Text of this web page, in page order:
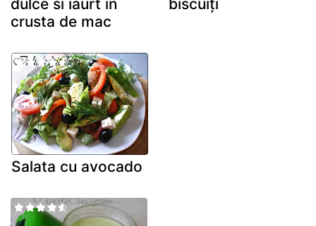
dulce si iaurt in
crusta de mac
biscuiți
Salata cu avocado